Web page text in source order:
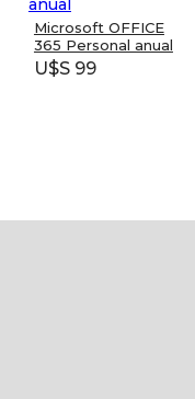
Microsoft OFFICE
365 Personal anual
U$S 99